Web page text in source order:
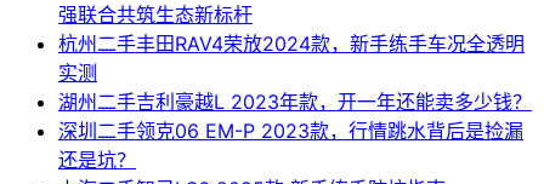
强联合共筑生态新标杆
杭州二手丰田RAV4荣放2024款，新手练手车况全透明
实测
湖州二手吉利豪越L 2023年款，开一年还能卖多少钱？
深圳二手领克06 EM-P 2023款，行情跳水背后是捡漏
还是坑？